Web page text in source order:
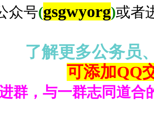
众号(gsgwyorg)或者
了解更多公务员
可添加QQ
群，与一群志同道合